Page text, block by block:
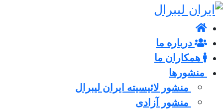
درباره ما
همکاران ما
منشورها
منشور لائیسیته ایران لیبرال
منشور آزادی